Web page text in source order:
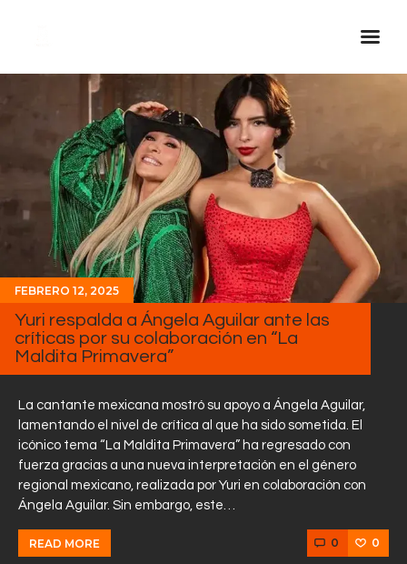
Inicio Real FM
Streaming
En Vivo
Descarga La APP
Programas
Noticias
Equipo
Sobre Nosotros
Contactos
FEBRERO 12, 2025
Yuri respalda a Ángela Aguilar ante las
críticas por su colaboración en “La
Maldita Primavera”
La cantante mexicana mostró su apoyo a Ángela Aguilar,
lamentando el nivel de crítica al que ha sido sometida. El
icónico tema “La Maldita Primavera” ha regresado con
fuerza gracias a una nueva interpretación en el género
regional mexicano, realizada por Yuri en colaboración con
Ángela Aguilar. Sin embargo, este…
READ MORE 0 0